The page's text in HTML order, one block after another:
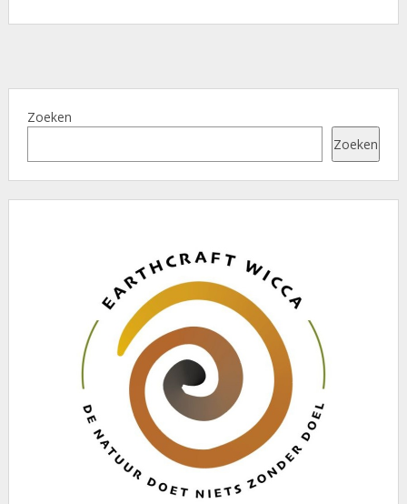
Zoeken
Zoeken